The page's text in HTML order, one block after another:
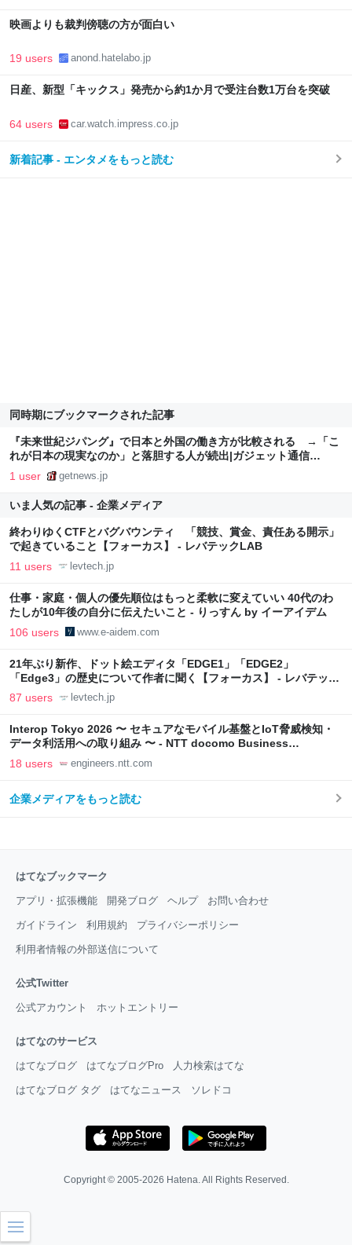
映画よりも裁判傍聴の方が面白い
19 users anond.hatelabo.jp
日産、新型「キックス」発売から約1か月で受注台数1万台を突破
64 users car.watch.impress.co.jp
新着記事 - エンタメをもっと読む
同時期にブックマークされた記事
『未来世紀ジパング』で日本と外国の働き方が比較される →「こ
れが日本の現実なのか」と落胆する人が続出|ガジェット通信
GetNews
1 user getnews.jp
いま人気の記事 - 企業メディア
終わりゆくCTFとバグバウンティ 「競技、賞金、責任ある開示」
で起きていること【フォーカス】 - レバテックLAB
11 users levtech.jp
仕事・家庭・個人の優先順位はもっと柔軟に変えていい 40代のわ
たしが10年後の自分に伝えたいこと - りっすん by イーアイデム
106 users www.e-aidem.com
21年ぶり新作、ドット絵エディタ「EDGE1」「EDGE2」
「Edge3」の歴史について作者に聞く【フォーカス】 - レバテック
LAB
87 users levtech.jp
Interop Tokyo 2026 〜 セキュアなモバイル基盤とIoT脅威検知・
データ利活用への取り組み 〜 - NTT docomo Business
Engineers' Blog
18 users engineers.ntt.com
企業メディアをもっと読む
はてなブックマーク
アプリ・拡張機能 開発ブログ ヘルプ お問い合わせ
ガイドライン 利用規約 プライバシーポリシー
利用者情報の外部送信について
公式Twitter
公式アカウント ホットエントリー
はてなのサービス
はてなブログ はてなブログPro 人力検索はてな
はてなブログ タグ はてなニュース ソレドコ
Copyright © 2005-2026 Hatena. All Rights Reserved.